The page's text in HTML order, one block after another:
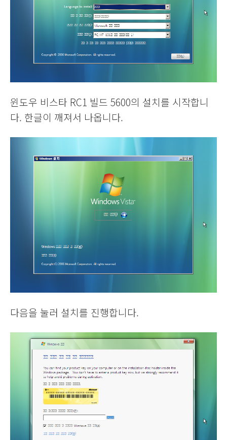
윈도우 비스타 RC1 빌드 5600의 설치를 시작합니
다. 한글이 깨져서 나옵니다.
다음을 눌러 설치를 진행합니다.